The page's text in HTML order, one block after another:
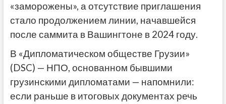
«заморожены», а отсутствие приглашения
стало продолжением линии, начавшейся
после саммита в Вашингтоне в 2024 году.
В «Дипломатическом обществе Грузии»
(DSC) — НПО, основанном бывшими
грузинскими дипломатами — напомнили:
если раньше в итоговых документах речь